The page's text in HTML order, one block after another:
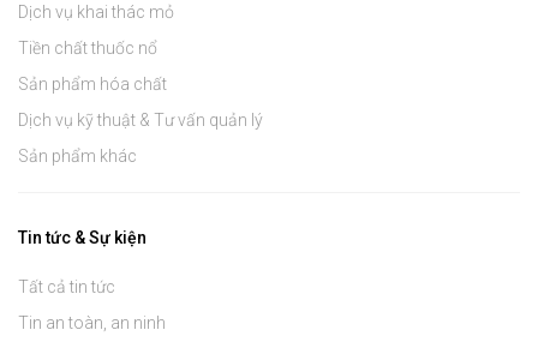
Dịch vụ khai thác mỏ
Tiền chất thuốc nổ
Sản phẩm hóa chất
Dịch vụ kỹ thuật & Tư vấn quản lý
Sản phẩm khác
Tin tức & Sự kiện
Tất cả tin tức
Tin an toàn, an ninh